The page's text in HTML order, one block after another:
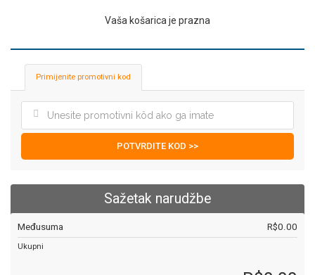
Vaša košarica je prazna
Primijenite promotivni kod
POTVRDITE KOD >>
Sažetak narudžbe
Međusuma R$0.00
Ukupni